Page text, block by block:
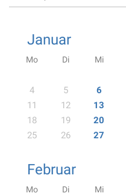
Januar
Mo Di Mi
4
5 6
11
12 13
18
19 20
25
26 27
Februar
Mo Di Mi